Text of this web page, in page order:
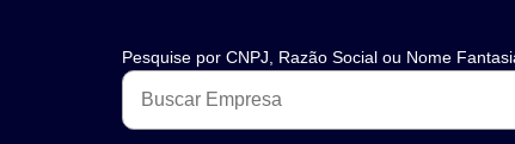
Pesquise por CNPJ, Razão Social ou Nome